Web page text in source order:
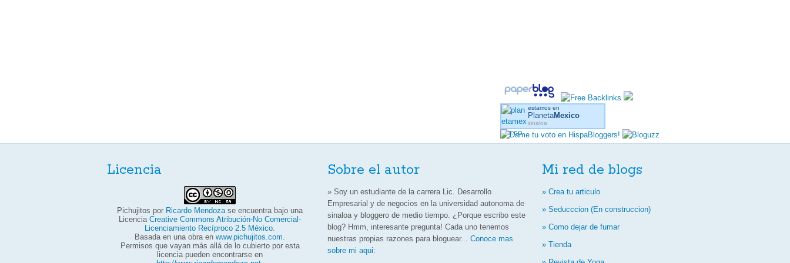
estamos en
PlanetaMexico
sinaloa
Licencia
Pichujitos por Ricardo Mendozase encuentra bajo una
Licencia Creative Commons Atribución-No Comercial-
Licenciamiento Recíproco 2.5 México.
Basada en una obra en www.pichujitos.com.
Permisos que vayan más allá de lo cubierto por esta
licencia pueden encontrarse en
Sobre el autor
» Soy un estudiante de la carrera Lic. Desarrollo
Empresarial y de negocios en la universidad autonoma de
sinaloa y bloggero de medio tiempo. ¿Porque escribo este
blog? Hmm, interesante pregunta! Cada uno tenemos
nuestras propias razones para bloguear... Conoce mas
sobre mi aqui:
Mi red de blogs
» Crea tu articulo
» Seducccion (En construccion)
» Como dejar de fumar
» Tienda